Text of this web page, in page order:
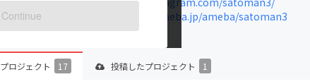
ビジネス・起業
チャレンジ
まちづくり・地域活性化
Continue
profile.ameba.jp/ameba/satoman3
プロジェクト 17 投稿したプロジェクト 1